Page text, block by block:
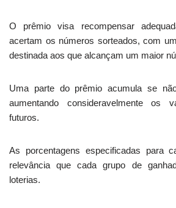
O prêmio visa recompensar
acertam os números sorteados, com
destinada aos que alcançam um maior
Uma parte do prêmio acumula se
aumentando consideravelmente os
futuros.
As porcentagens especificadas para
relevância que cada grupo de
loterias.